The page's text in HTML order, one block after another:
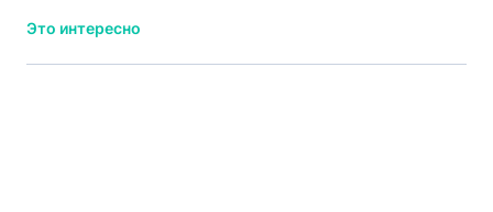
Это интересно